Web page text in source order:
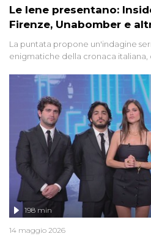
Le Iene presentano:
Firenze, Unabomber e
La puntata propone un'indagine
enigmatiche della cronaca
'90 e il 2000 che,
libertà. Lo speciale affronta inoltre
Firenze, le cui responsabilità
groviglio di dubbi mai chiariti. Nel
l'intervista inedita a Olindo
198 min
14 maggio 2026